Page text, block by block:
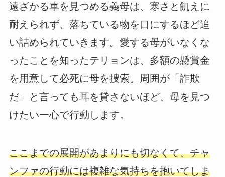
遠ざかる車を見つめる義母は、寒さと飢えに
耐えられず、落ちている物を口にするほど追
い詰められていきます。愛する母がいなくな
ったことを知ったテリョンは、多額の懸賞金
を用意して必死に母を捜索。周囲が「詐欺
だ」と言っても耳を貸さないほど、母を見つ
けたい一心で行動します。
ここまでの展開があまりにも切なくて、チャ
ンファの行動には複雑な気持ちを抱いてしま